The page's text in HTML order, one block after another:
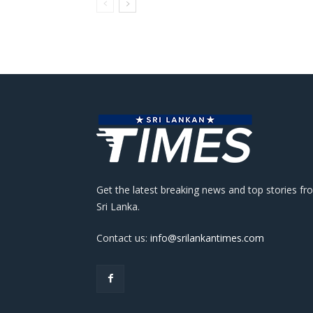
Get the latest breaking news and top stories
Sri Lanka.
Contact us: info@srilankantimes.com